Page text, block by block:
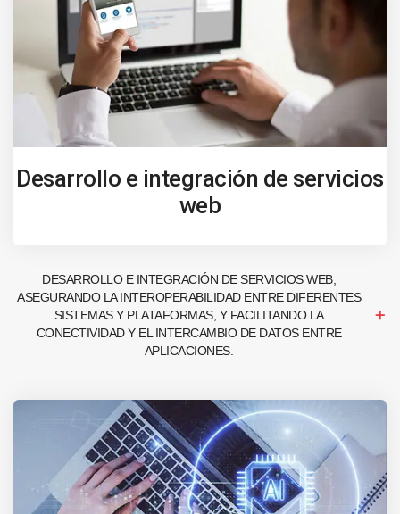
Desarrollo e integración de servicios
web
DESARROLLO E INTEGRACIÓN DE SERVICIOS WEB,
ASEGURANDO LA INTEROPERABILIDAD ENTRE DIFERENTES
SISTEMAS Y PLATAFORMAS, Y FACILITANDO LA
CONECTIVIDAD Y EL INTERCAMBIO DE DATOS ENTRE
APLICACIONES.